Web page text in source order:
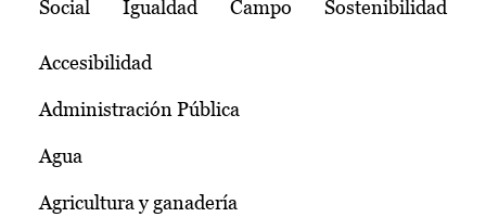
Social Igualdad Campo Sostenibilidad
Accesibilidad
Administración Pública
Agua
Agricultura y ganadería